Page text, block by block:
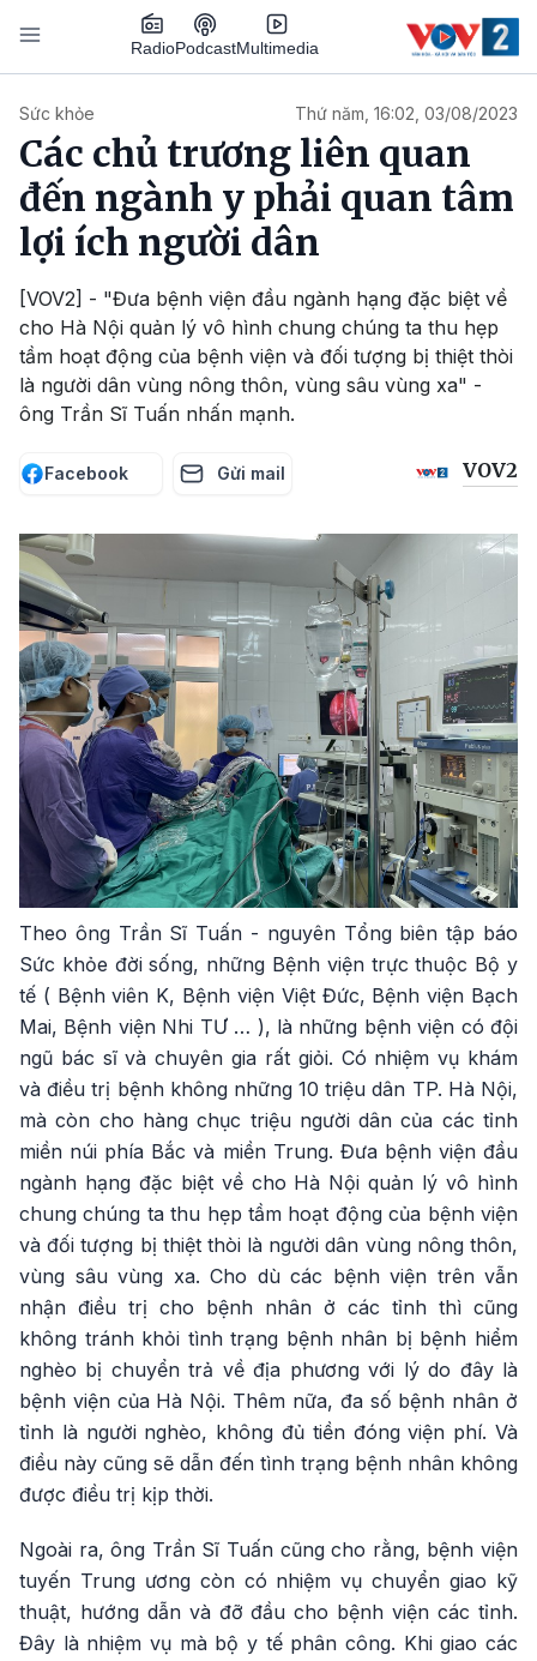
Nhảy đến nội dung
RadioPodcastMultimedia
Sức khỏe Thứ năm, 16:02, 03/08/2023
Các chủ trương liên quan
đến ngành y phải quan tâm
lợi ích người dân
[VOV2] - "Đưa bệnh viện đầu ngành hạng đặc biệt về
cho Hà Nội quản lý vô hình chung chúng ta thu hẹp
tầm hoạt động của bệnh viện và đối tượng bị thiệt thòi
là người dân vùng nông thôn, vùng sâu vùng xa" -
ông Trần Sĩ Tuấn nhấn mạnh.
Facebook Gửi mail VOV2
Theo ông Trần Sĩ Tuấn - nguyên Tổng biên tập báo
Sức khỏe đời sống, những Bệnh viện trực thuộc Bộ y
tế ( Bệnh viên K, Bệnh viện Việt Đức, Bệnh viện Bạch
Mai, Bệnh viện Nhi TƯ … ), là những bệnh viện có đội
ngũ bác sĩ và chuyên gia rất giỏi. Có nhiệm vụ khám
và điều trị bệnh không những 10 triệu dân TP. Hà Nội,
mà còn cho hàng chục triệu người dân của các tỉnh
miền núi phía Bắc và miền Trung. Đưa bệnh viện đầu
ngành hạng đặc biệt về cho Hà Nội quản lý vô hình
chung chúng ta thu hẹp tầm hoạt động của bệnh viện
và đối tượng bị thiệt thòi là người dân vùng nông thôn,
vùng sâu vùng xa. Cho dù các bệnh viện trên vẫn
nhận điều trị cho bệnh nhân ở các tỉnh thì cũng
không tránh khỏi tình trạng bệnh nhân bị bệnh hiểm
nghèo bị chuyển trả về địa phương với lý do đây là
bệnh viện của Hà Nội. Thêm nữa, đa số bệnh nhân ở
tỉnh là người nghèo, không đủ tiền đóng viện phí. Và
điều này cũng sẽ dẫn đến tình trạng bệnh nhân không
được điều trị kịp thời.
Ngoài ra, ông Trần Sĩ Tuấn cũng cho rằng, bệnh viện
tuyến Trung ương còn có nhiệm vụ chuyển giao kỹ
thuật, hướng dẫn và đỡ đầu cho bệnh viện các tỉnh.
Đây là nhiệm vụ mà bộ y tế phân công. Khi giao các